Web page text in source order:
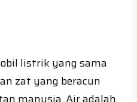
listrik yang sama
zat yang beracun